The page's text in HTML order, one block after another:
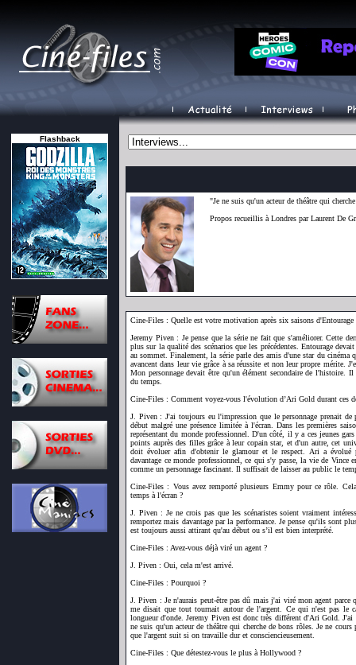
Flashback
"Je ne suis qu'un acteur de théâtre qui
Propos recueillis à Londres par Laurent De
Cine-Files : Quelle est votre motivation après six saisons d'Entourage
Jeremy Piven : Je pense que la série ne fait que s'améliorer. Cette
plus sur la qualité des scénarios que les précédentes. Entourage
au sommet. Finalement, la série parle des amis d'une star du cinéma
avancent dans leur vie grâce à sa réussite et non leur propre mérite.
Mon personnage devait être qu'un élément secondaire de l'histoire.
du temps.
Cine-Files : Comment voyez-vous l'évolution d’Ari Gold durant ces
J. Piven : J'ai toujours eu l'impression que le personnage prenait
début malgré une présence limitée à l'écran. Dans les premières
représentant du monde professionnel. D'un côté, il y a ces jeunes
points auprès des filles grâce à leur copain star, et d'un autre, cet
doit évoluer afin d'obtenir le glamour et le respect. Ari a évolué
davantage ce monde professionnel, ce qui s'y passe, la vie de Vince
comme un personnage fascinant. Il suffisait de laisser au public le
Cine-Files : Vous avez remporté plusieurs Emmy pour ce rôle.
temps à l'écran ?
J. Piven : Je ne crois pas que les scénaristes soient vraiment
remportez mais davantage par la performance. Je pense qu'ils sont
est toujours aussi attirant qu'au début ou s’il est bien interprété.
Cine-Files : Avez-vous déjà viré un agent ?
J. Piven : Oui, cela m'est arrivé.
Cine-Files : Pourquoi ?
J. Piven : Je n'aurais peut-être pas dû mais j'ai viré mon agent
me disait que tout tournait autour de l'argent. Ce qui n'est pas le
longueur d'onde. Jeremy Piven est donc très différent d'Ari Gold.
ne suis qu'un acteur de théâtre qui cherche de bons rôles. Je ne cours
que l'argent suit si on travaille dur et consciencieusement.
Cine-Files : Que détestez-vous le plus à Hollywood ?